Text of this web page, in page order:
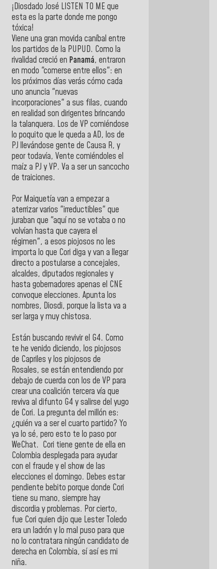
¡Diosdado José LISTEN TO ME que
esta es la parte donde me pongo
tóxica!
Viene una gran movida caníbal entre
los partidos de la PUPUD. Como la
rivalidad creció en Panamá, entraron
en modo "comerse entre ellos": en
los próximos días verás cómo cada
uno anuncia "nuevas
incorporaciones" a sus filas, cuando
en realidad son dirigentes brincando
la talanquera. Los de VP comiéndose
lo poquito que le queda a AD, los de
PJ llevándose gente de Causa R, y
peor todavía, Vente comiéndoles el
maíz a PJ y VP. Va a ser un sancocho
de traiciones.
Por Maiquetía van a empezar a
aterrizar varios "irreductibles" que
juraban que "aquí no se votaba o no
volvían hasta que cayera el
régimen", a esos piojosos no les
importa lo que Cori diga y van a llegar
directo a postularse a concejales,
alcaldes, diputados regionales y
hasta gobernadores apenas el CNE
convoque elecciones. Apunta los
nombres, Diosdi, porque la lista va a
ser larga y muy chistosa.
Están buscando revivir el G4. Como
te he venido diciendo, los piojosos
de Capriles y los piojosos de
Rosales, se están entendiendo por
debajo de cuerda con los de VP para
crear una coalición tercera vía que
reviva al difunto G4 y salirse del yugo
de Cori. La pregunta del millón es:
¿quién va a ser el cuarto partido? Yo
ya lo sé, pero esto te lo paso por
WeChat. Cori tiene gente de ella en
Colombia desplegada para ayudar
con el fraude y el show de las
elecciones el domingo. Debes estar
pendiente bebito porque donde Cori
tiene su mano, siempre hay
discordia y problemas. Por cierto,
fue Cori quien dijo que Lester Toledo
era un ladrón y lo mal puso para que
no lo contratara ningún candidato de
derecha en Colombia, sí así es mi
niña.